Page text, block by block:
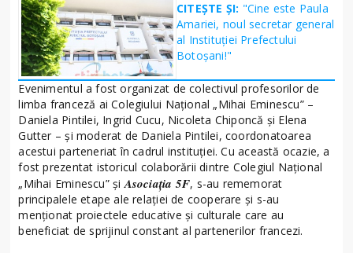
CITEȘTE ȘI: "Cine este Paula
Amariei, noul secretar general
al Instituției Prefectului
Botoșani!"
Evenimentul a fost organizat de colectivul profesorilor de
limba franceză ai Colegiului Național „Mihai Eminescu” –
Daniela Pintilei, Ingrid Cucu, Nicoleta Chiponcă și Elena
Gutter – și moderat de Daniela Pintilei, coordonatoarea
acestui parteneriat în cadrul instituției. Cu această ocazie, a
fost prezentat istoricul colaborării dintre Colegiul Național
„Mihai Eminescu” șiAsociația 5F, s-au rememorat
principalele etape ale relației de cooperare și s-au
menționat proiectele educative și culturale care au
beneficiat de sprijinul constant al partenerilor francezi.